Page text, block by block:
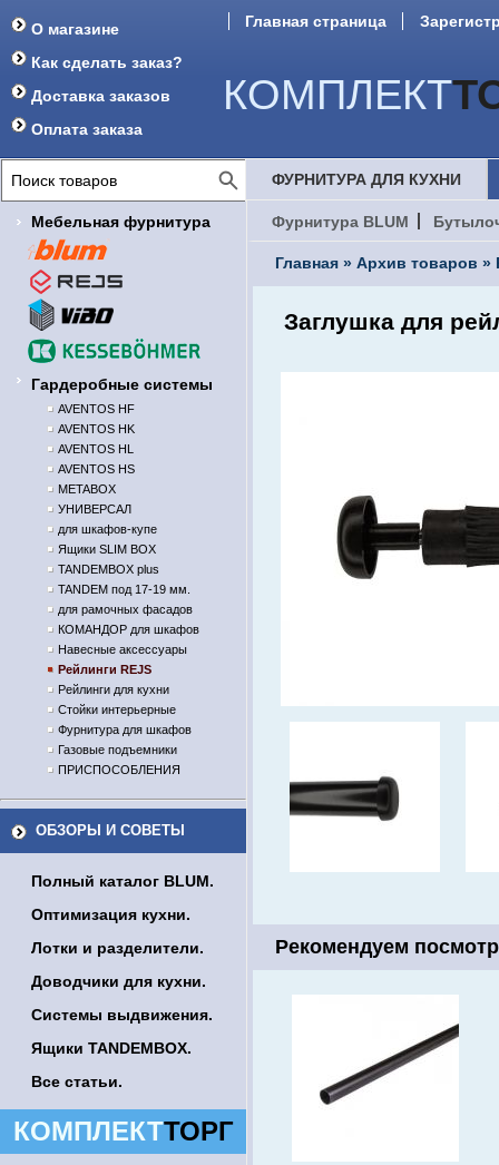
О магазине
Как сделать заказ?
Доставка заказов
Оплата заказа
Главная страница
КОМПЛЕКТ
Мебельная фурнитура
Гардеробные системы
AVENTOS HF
AVENTOS HK
AVENTOS HL
AVENTOS HS
METABOX
УНИВЕРСАЛ
для шкафов-купе
Ящики SLIM BOX
TANDEMBOX plus
TANDEM под 17-19 мм.
для рамочных фасадов
КОМАНДОР для шкафов
Навесные аксессуары
Рейлинги REJS
Рейлинги для кухни
Стойки интерьерные
Фурнитура для шкафов
Газовые подъемники
ПРИСПОСОБЛЕНИЯ
ОБЗОРЫ И СОВЕТЫ
Полный каталог BLUM.
Оптимизация кухни.
Лотки и разделители.
Доводчики для кухни.
Системы выдвижения.
Ящики TANDEMBOX.
Все статьи.
КОМПЛЕКТТОРГ
ФУРНИТУРА ДЛЯ КУХНИ
Фурнитура BLUM
Главная » Архив товаров »
Заглушка для
Рекомендуем